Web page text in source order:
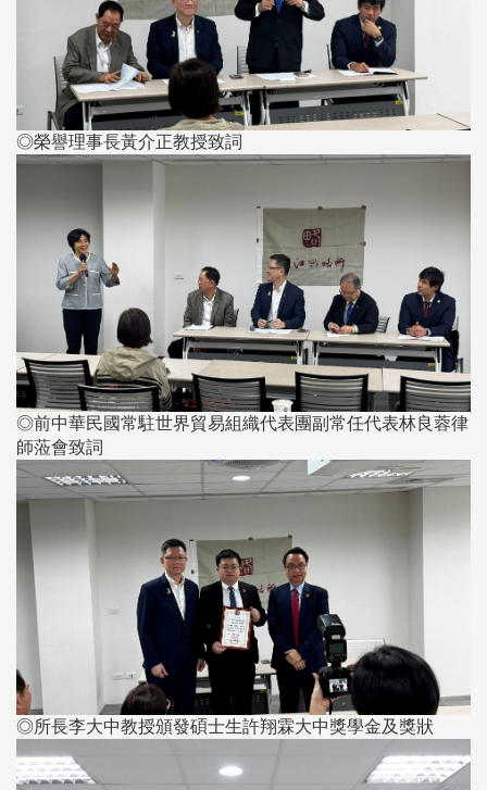
◎榮譽理事長黃介正教授致詞
◎前中華民國常駐世界貿易組織代表團副常任代表林良蓉律
師蒞會致詞
◎所長李大中教授頒發碩士生許翔霖大中獎學金及獎狀